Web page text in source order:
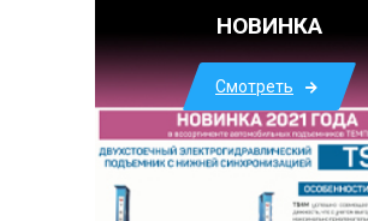
НОВИНКА
Смотреть